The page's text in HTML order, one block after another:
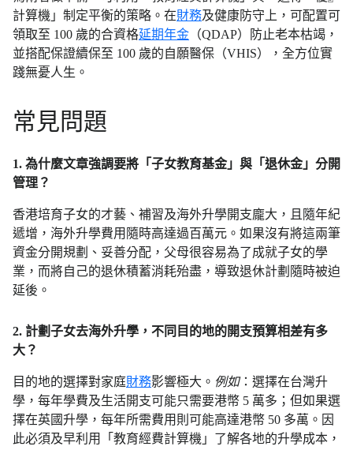
計算機」制定平衡的策略。在財務及健康防守上，可配置可
領取至 100 歲的合資格延期年金 （QDAP）防止老本枯竭，
並搭配保證續保至 100 歲的自願醫保（VHIS），全方位實
踐無憂人生。
常見問題
1. 為什麼文章強調要將「子女教育基金」與「退休金」分開
管理？
香港培育子女的才藝、補習及海外升學開支龐大，且隨年紀
遞增，海外升學費用隨時高達過百萬元。如果沒有將這兩筆
資金分開規劃、妥善分配，父母很容易為了成就子女的學
業，而將自己的退休積蓄消耗殆盡，導致退休計劃隨時被迫
延後。
2. 計劃子女去海外升學，不同目的地的開支預算相差有多
大？
目的地的選擇對家庭財務影響極大。 例如：選擇在台灣升
學，每年學費及生活開支可能只需要港幣 5 萬多；但如果選
擇在英國升學，每年所需費用則可能高達港幣 50 多萬。因
此必須及早利用「教育經費計算機」了解各地的升學成本，